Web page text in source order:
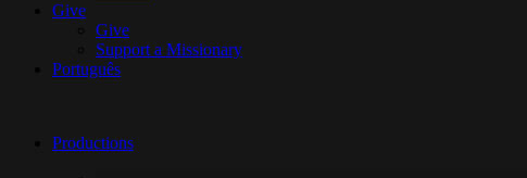
Give
Give
Support a Missionary
Português
Productions